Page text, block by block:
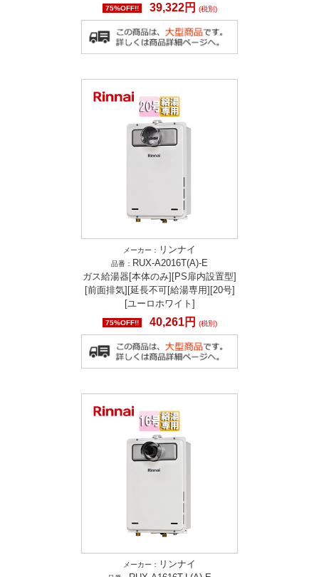
75%OFF!! 39,322円 (税別)
メーカー： リンナイ
品番： RUX-A2016T(A)-E
ガス給湯器[本体のみ][PS扉内設置型]
[前面排気][延長不可[給湯専用][20号]
[ユーロホワイト]
75%OFF!! 40,261円 (税別)
メーカー： リンナイ